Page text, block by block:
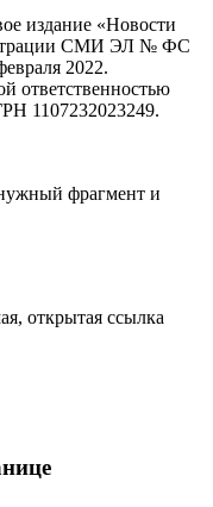
издание «Новости
СМИ ЭЛ № ФС
2022.
ответственностью
1107232023249.
фрагмент и
открытая ссылка